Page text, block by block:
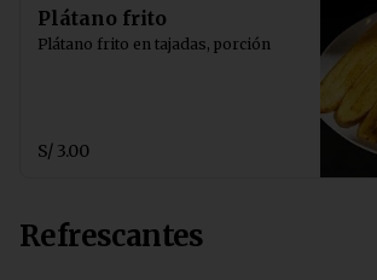
Plátano frito
Plátano frito en tajadas, porción
S/ 3.00
Refrescantes